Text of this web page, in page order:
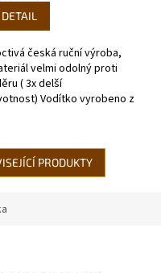
DETAIL
česká ruční výroba,
velmi odolný proti
( 3x delší
Vodítko vyrobeno z
je...
PRODUKTY